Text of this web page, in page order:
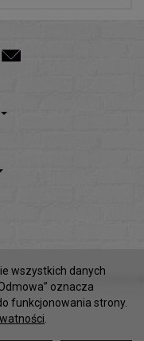
Sklep internetowy SOTESHOP AI
wszystkich danych
oznacza
funkcjonowania strony.